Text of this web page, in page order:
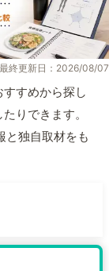
最終更新日：2026/08/07
すめから探し
りできます。
と独自取材をも